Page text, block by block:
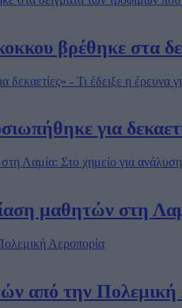
βρέθηκε στα
για
μαθητών στη
από την Πολεμική